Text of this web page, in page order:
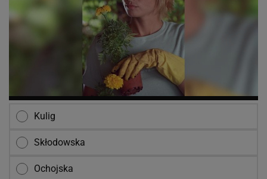
Kulig
Skłodowska
Ochojska